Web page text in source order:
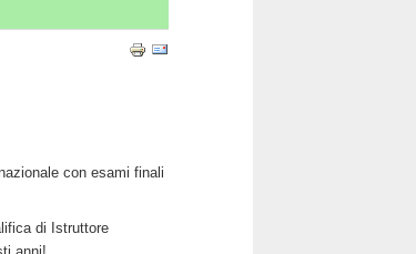
con esami finali
di Istruttore